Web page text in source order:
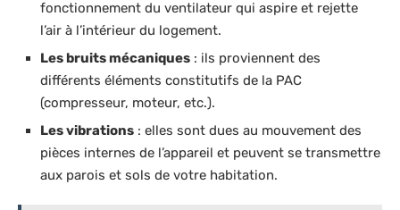
fonctionnement du ventilateur qui aspire et rejette
l’air à l’intérieur du logement.
Les bruits mécaniques : ils proviennent des
différents éléments constitutifs de la PAC
(compresseur, moteur, etc.).
Les vibrations : elles sont dues au mouvement des
pièces internes de l’appareil et peuvent se transmettre
aux parois et sols de votre habitation.